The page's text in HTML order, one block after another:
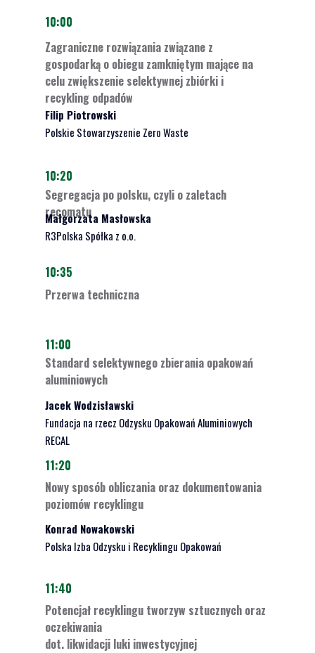
Filip Piotrowski
Polskie Stowarzyszenie Zero Waste
Zagraniczne rozwiązania związane z
gospodarką o obiegu zamkniętym mające na
celu zwiększenie selektywnej zbiórki i
recykling odpadów
10:00
Segregacja po polsku, czyli o zaletach
recomatu
Małgorzata Masłowska
R3Polska Spółka z o.o.
10:20
Przerwa techniczna
10:35
Konrad Nowakowski
Polska Izba Odzysku i Recyklingu Opakowań
Nowy sposób obliczania oraz dokumentowania
poziomów recyklingu
11:20
Potencjał recyklingu tworzyw sztucznych oraz
oczekiwania
dot. likwidacji luki inwestycyjnej
11:40
Jacek Wodzisławski
Fundacja na rzecz Odzysku Opakowań Aluminiowych
RECAL
Standard selektywnego zbierania opakowań
aluminiowych
11:00